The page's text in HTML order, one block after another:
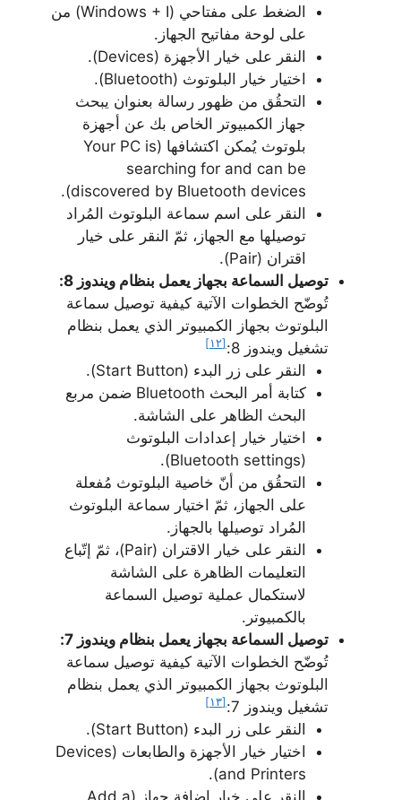
الضغط على مفتاحي (Windows + I) من
على لوحة مفاتيح الجهاز.
النقر على خيار الأجهزة (Devices).
اختيار خيار البلوتوث (Bluetooth).
التحقُق من ظهور رسالة بعنوان يبحث
جهاز الكمبيوتر الخاص بك عن أجهزة
بلوتوث يُمكن اكتشافها (Your PC is
searching for and can be
discovered by Bluetooth devices).
النقر على اسم سماعة البلوتوث المُراد
توصيلها مع الجهاز، ثمّ النقر على خيار
اقتران (Pair).
توصيل السماعة بجهاز يعمل بنظام ويندوز 8:
تُوضّح الخطوات الآتية كيفية توصيل سماعة
البلوتوث بجهاز الكمبيوتر الذي يعمل بنظام
تشغيل ويندوز 8:
[١٢]
النقر على زر البدء (Start Button).
كتابة أمر البحث Bluetooth ضمن مربع
البحث الظاهر على الشاشة.
اختيار خيار إعدادات البلوتوث
(Bluetooth settings).
التحقُق من أنّ خاصية البلوتوث مُفعلة
على الجهاز، ثمّ اختيار سماعة البلوتوث
المُراد توصيلها بالجهاز.
النقر على خيار الاقتران (Pair)، ثمّ إتّباع
التعليمات الظاهرة على الشاشة
لاستكمال عملية توصيل السماعة
بالكمبيوتر.
توصيل السماعة بجهاز يعمل بنظام ويندوز 7:
تُوضّح الخطوات الآتية كيفية توصيل سماعة
البلوتوث بجهاز الكمبيوتر الذي يعمل بنظام
تشغيل ويندوز 7:
[١٣]
النقر على زر البدء (Start Button).
اختيار خيار الأجهزة والطابعات (Devices
and Printers).